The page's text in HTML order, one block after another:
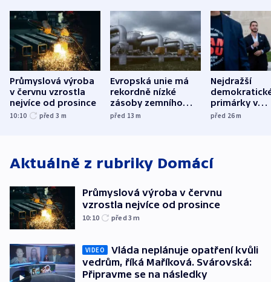
Průmyslová výroba
v červnu vzrostla
nejvíce od prosince
10:10 před 3 m
Evropská unie má
rekordně nízké
zásoby zemního
plynu
před 13m
Nejdražší
primárky v
Michiganu
před 26m
Aktuálně z rubriky Domácí
Průmyslová výroba v červnu
vzrostla nejvíce od prosince
10:10 před 3m
VIDEO
Vláda neplánuje opatření kvůli
vedrům, říká Maříková. Svárovská:
Připravme se na následky